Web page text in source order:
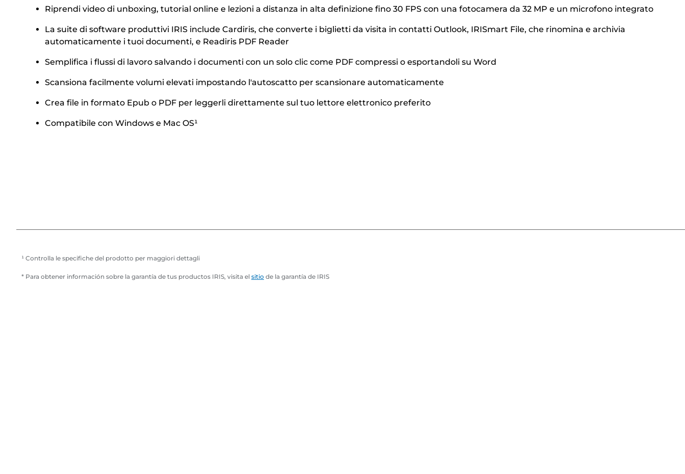
Riprendi video di unboxing, tutorial online e lezioni a distanza in alta definizione fino 30 FPS con una fotocamera da 32 MP e un microfono integrato
La suite di software produttivi IRIS include Cardiris, che converte i biglietti da visita in contatti Outlook, IRISmart File, che rinomina e archivia
automaticamente i tuoi documenti, e Readiris PDF Reader
Semplifica i flussi di lavoro salvando i documenti con un solo clic come PDF compressi o esportandoli su Word
Scansiona facilmente volumi elevati impostando l'autoscatto per scansionare automaticamente
Crea file in formato Epub o PDF per leggerli direttamente sul tuo lettore elettronico preferito
Compatibile con Windows e Mac OS¹
¹ Controlla le specifiche del prodotto per maggiori dettagli
* Para obtener información sobre la garantía de tus productos IRIS, visita el sitio de la garantía de IRIS